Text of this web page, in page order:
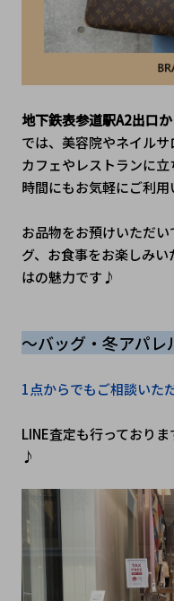
地下鉄表参道駅A2出口
では、美容院やネイルサ
カフェやレストランに
時間にもお気軽にご利用
お品物をお預けいただ
グ、お食事をお楽しみ
はの魅力です♪
～バッグ・冬アパ
1点からでもご相談いた
LINE査定も行っており
♪